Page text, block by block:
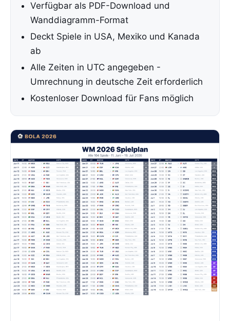
Verfügbar als PDF-Download und
Wanddiagramm-Format
Deckt Spiele in USA, Mexiko und Kanada
ab
Alle Zeiten in UTC angegeben -
Umrechnung in deutsche Zeit erforderlich
Kostenloser Download für Fans möglich